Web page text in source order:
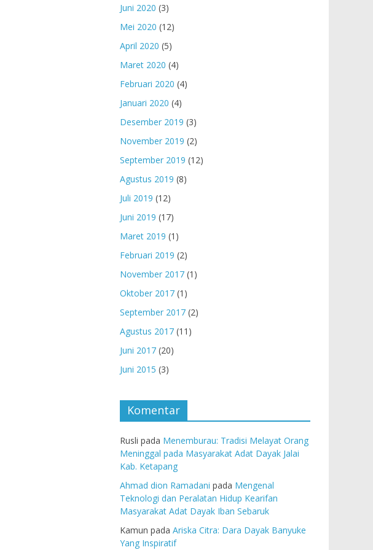
Juni 2020 (3)
Mei 2020 (12)
April 2020 (5)
Maret 2020 (4)
Februari 2020 (4)
Januari 2020 (4)
Desember 2019 (3)
November 2019 (2)
September 2019 (12)
Agustus 2019 (8)
Juli 2019 (12)
Juni 2019 (17)
Maret 2019 (1)
Februari 2019 (2)
November 2017 (1)
Oktober 2017 (1)
September 2017 (2)
Agustus 2017 (11)
Juni 2017 (20)
Juni 2015 (3)
Komentar
Rusli pada Menemburau: Tradisi Melayat Orang
Meninggal pada Masyarakat Adat Dayak Jalai
Kab. Ketapang
Ahmad dion Ramadani pada Mengenal
Teknologi dan Peralatan Hidup Kearifan
Masyarakat Adat Dayak Iban Sebaruk
Kamun pada Ariska Citra: Dara Dayak Banyuke
Yang Inspiratif